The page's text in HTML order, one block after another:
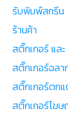
รับพิมพ์สกรีน
ร้านค้า
สติ๊กเกอร์ แล
สติ๊กเกอร์ฉลา
สติ๊กเกอร์ตก
สติ๊กเกอร์โฆ